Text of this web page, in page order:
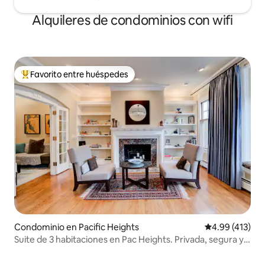
Alquileres de condominios con wifi
De los mejores en Favorito entre huéspedes
Favorito entre huéspedes
Condominio en Pacific Heights Calificación
4.99 (413)
Suite de 3 habitaciones en Pac Heights. Privada, segura y